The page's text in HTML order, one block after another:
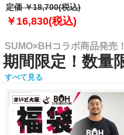
ハーフパンツ MLB WASHED
NEW YORK YANKEES T-SHIRT
定価 ￥18,700(税込)
￥16,830(税込)
SUMO×BHコラボ商品発売！
期間限定！数量
すべて見る